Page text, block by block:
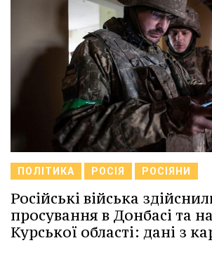
ПОЛІТИКА РОСІЯ РОСІЯНИ
Російські війська
просування в Донбасі та
Курської області: дані з